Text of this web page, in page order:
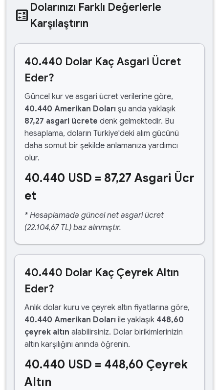
calculate Dolarınızı Farklı Değerlerle
Karşılaştırın
40.440 Dolar Kaç Asgari Ücret
Eder?
Güncel kur ve asgari ücret verilerine göre,
40.440 Amerikan Doları şu anda yaklaşık
87,27 asgari ücrete denk gelmektedir. Bu
hesaplama, doların Türkiye'deki alım gücünü
daha somut bir şekilde anlamanıza yardımcı
olur.
40.440 USD = 87,27 Asgari Ücr
et
* Hesaplamada güncel net asgari ücret
(22.104,67 TL) baz alınmıştır.
40.440 Dolar Kaç Çeyrek Altın
Eder?
Anlık dolar kuru ve çeyrek altın fiyatlarına göre,
40.440 Amerikan Doları ile yaklaşık 448,60
çeyrek altın alabilirsiniz. Dolar birikimlerinizin
altın karşılığını anında öğrenin.
40.440 USD = 448,60 Çeyrek
Altın